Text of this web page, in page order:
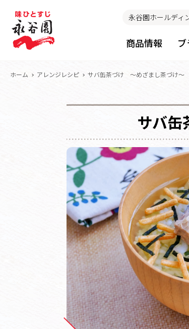
永谷園ホールディ
商品情報
ホーム アレンジレシピ サバ缶茶づけ ～めざまし茶づけ～
サバ